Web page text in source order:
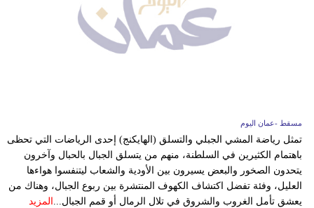
مسقط -عمان اليوم
تمثل رياضة المشي الجبلي والتسلق (الهايكنج) إحدى الرياضات التي تحظى
باهتمام الكثيرين في السلطنة، منهم من يتسلق الجبال بالحبال وآخرون
يتحدون الصخور والبعض يسيرون بين الأودية والشعاب ليتنفسوا هواءها
العليل، وفئة تفضل اكتشاف الكهوف المنتشرة بين ربوع الجبال، وهناك من
يعشق تأمل الغروب والشروق في تلال الرمال أو قمم الجبال... المزيد